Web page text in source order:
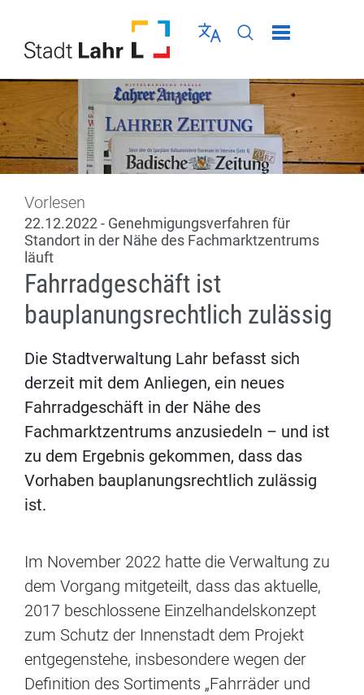
Sprache wählen
Seiten-Suche
Menü schließen
Vorlesen
22.12.2022 - Genehmigungsverfahren für
Standort in der Nähe des Fachmarktzentrums
läuft
Fahrradgeschäft ist
bauplanungsrechtlich zulässig
Die Stadtverwaltung Lahr befasst sich
derzeit mit dem Anliegen, ein neues
Fahrradgeschäft in der Nähe des
Fachmarktzentrums anzusiedeln – und ist
zu dem Ergebnis gekommen, dass das
Vorhaben bauplanungsrechtlich zulässig
ist.
Im November 2022 hatte die Verwaltung zu
dem Vorgang mitgeteilt, dass das aktuelle,
2017 beschlossene Einzelhandelskonzept
zum Schutz der Innenstadt dem Projekt
entgegenstehe, insbesondere wegen der
Definition des Sortiments „Fahrräder und